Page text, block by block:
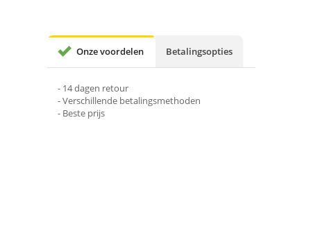
Onze voordelen Betalingsopties
- 14 dagen retour
- Verschillende betalingsmethoden
- Beste prijs